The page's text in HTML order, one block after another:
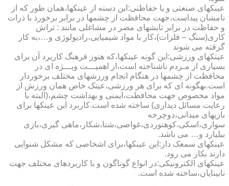
عینکهای صنعتی و یا حفاظتی:این دسته از عینکها،همان طور که از
نامشان پیداست،جهت محافظت از چشمها در برابر برخورد با ذرات
و حفاظت در برابر تابشهای مضر در مشاغلی مانند : تراش
کاری(سنگ – فلزات)،کار با مواد شیمیایی،رادیولوژی و…،به کار
گرفته می شوند
عینکهای ورزشی:این گونه عینکها،که هنوز فرهنگ کاربرد آن برای
بسیاری از مـردم ناشناخته است،از اهمیـــت ویـــژه ای در
محافظت از چشمها در هنگام انجام ورزشهای مختلف برخوردار
است.به­گونه ای که برای هر ورزشی،عینک خاص همان ورزش از
مواد مخصوص جهت محافظت،ایمنی و بهداشت چشم،(البته با
رعایت مسائل دیداری) ساخته شده است.کاربرد این عینکها برای
بازیهای میدانی،دوچرخه
سواری،اسکی،کوهنوردی،غواصی،شنا،شکار،ماهی گیری،بازی
بیلیارد و… می باشد.
عینکهای سمعک دار:این عینکها،برای اشخاصی که مشکل شنوایی
دارند بکار می رود.
عینکهای الکترونیکی:در انواع گوناگون و با کاربردهای مختلف جهت
نابینایان،ساخته شده است.